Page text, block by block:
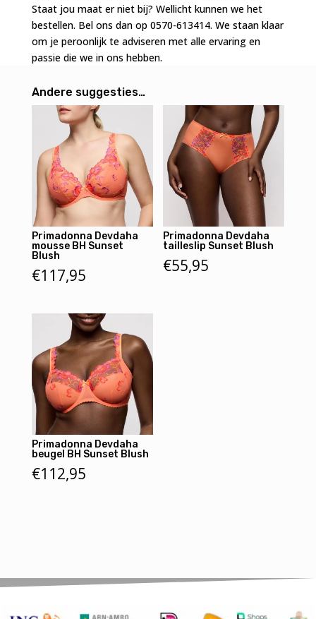
Staat jou maat er niet bij? Wellicht kunnen we het
bestellen. Bel ons dan op 0570-613414. We staan klaar
om je peroonlijk te adviseren met alle ervaring en
passie die we in ons hebben.
Andere suggesties…
Primadonna Devdaha
mousse BH Sunset
Blush
€117,95
Primadonna Devdaha
tailleslip Sunset Blush
€55,95
Primadonna Devdaha
beugel BH Sunset Blush
€112,95